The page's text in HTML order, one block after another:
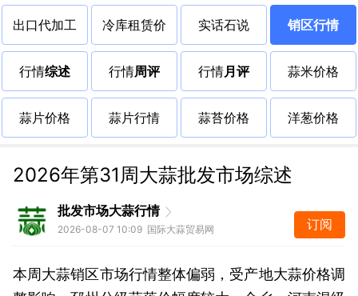
出口代加工 冷库租赁价 实话石说 销区行情
行情综述 行情周评 行情月评 蒜米价格
蒜片价格 蒜片行情 蒜苔价格 洋葱价格
2026年第31周大蒜批发市场综述
批发市场大蒜行情
2026-08-07 10:09 国际大蒜贸易网 订阅
本周大蒜销区市场行情整体偏弱，受产地大蒜价格调